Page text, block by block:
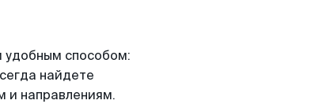
удобным способом:
найдете
и направлениям.